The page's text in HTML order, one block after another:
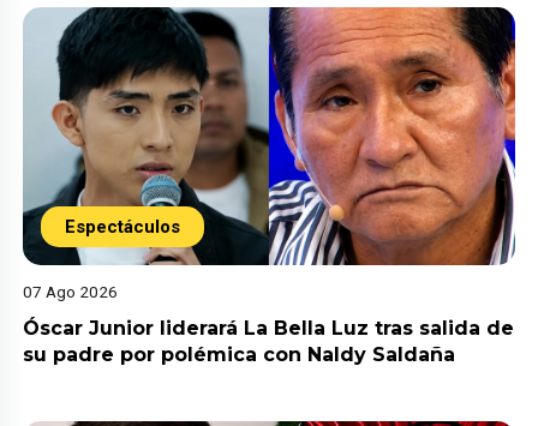
Espectáculos
07 Ago 2026
Óscar Junior liderará La Bella Luz tras salida de
su padre por polémica con Naldy Saldaña